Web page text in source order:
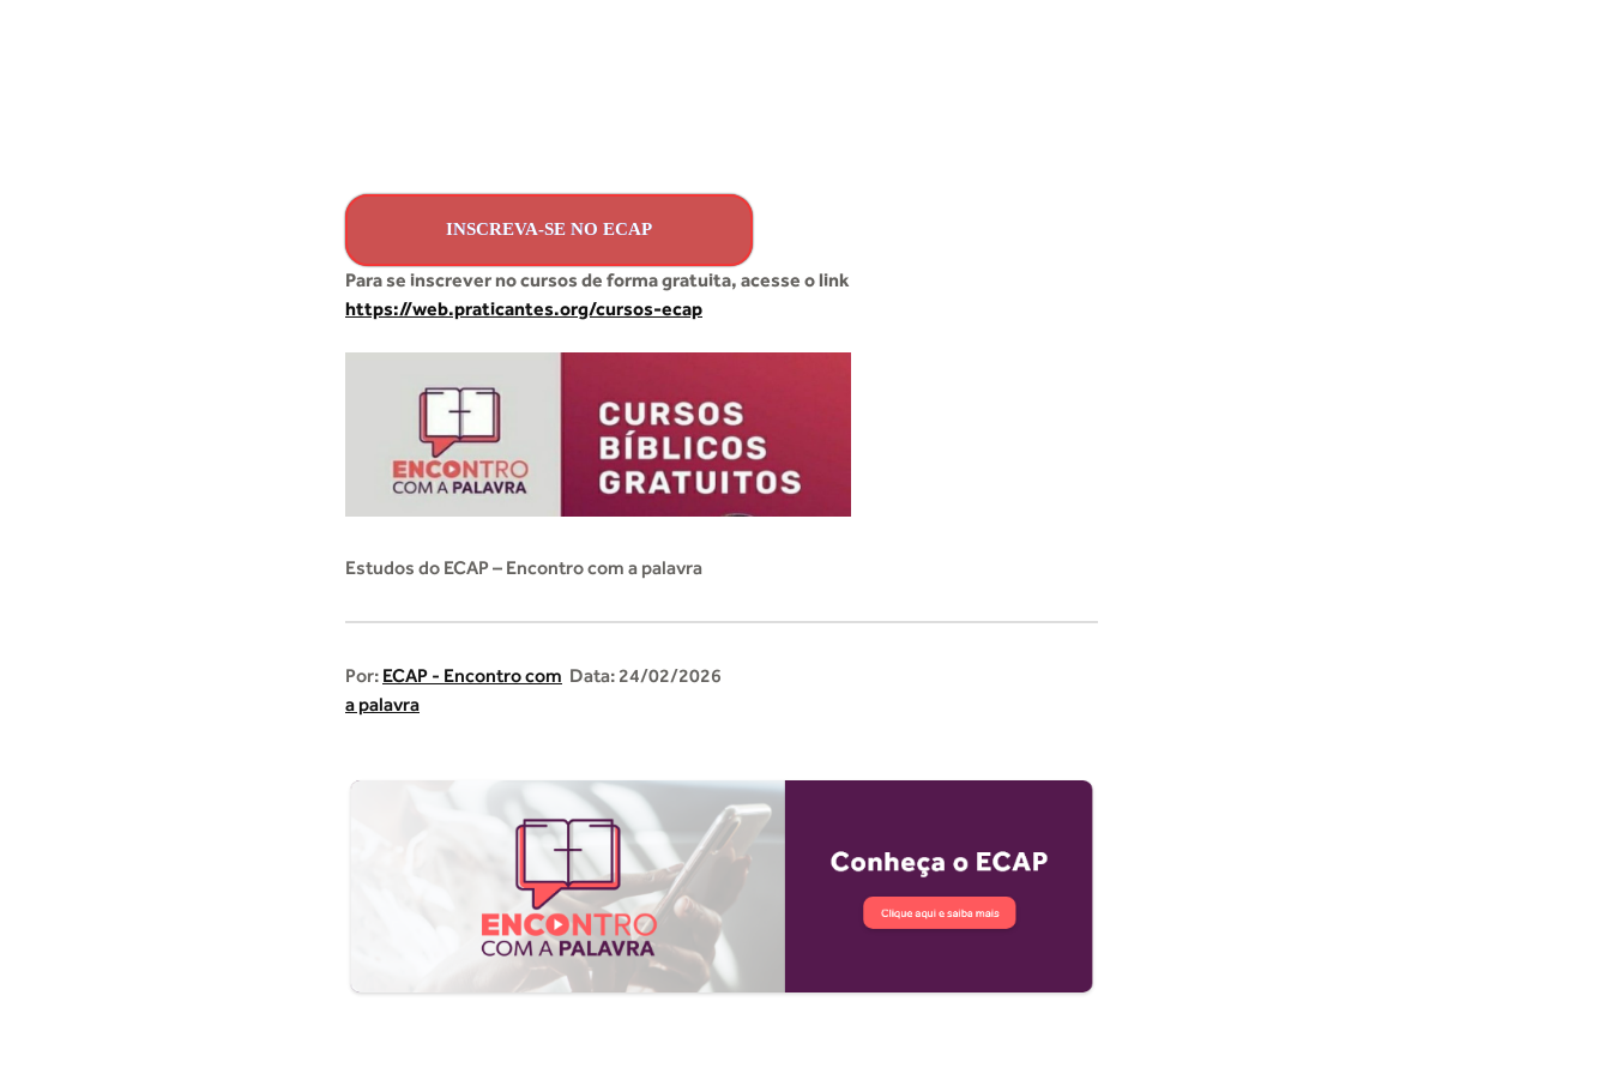
INSCREVA-SE NO ECAP
Para se inscrever no cursos de forma gratuita, acesse o link
https://web.praticantes.org/cursos-ecap
Estudos do ECAP – Encontro com a palavra
Por: ECAP - Encontro com
a palavra
Data: 24/02/2026